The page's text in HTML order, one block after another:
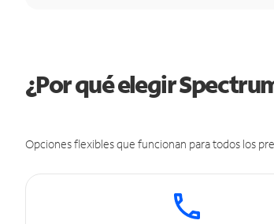
¿Por qué elegir
Opciones flexibles que funcionan para todos los